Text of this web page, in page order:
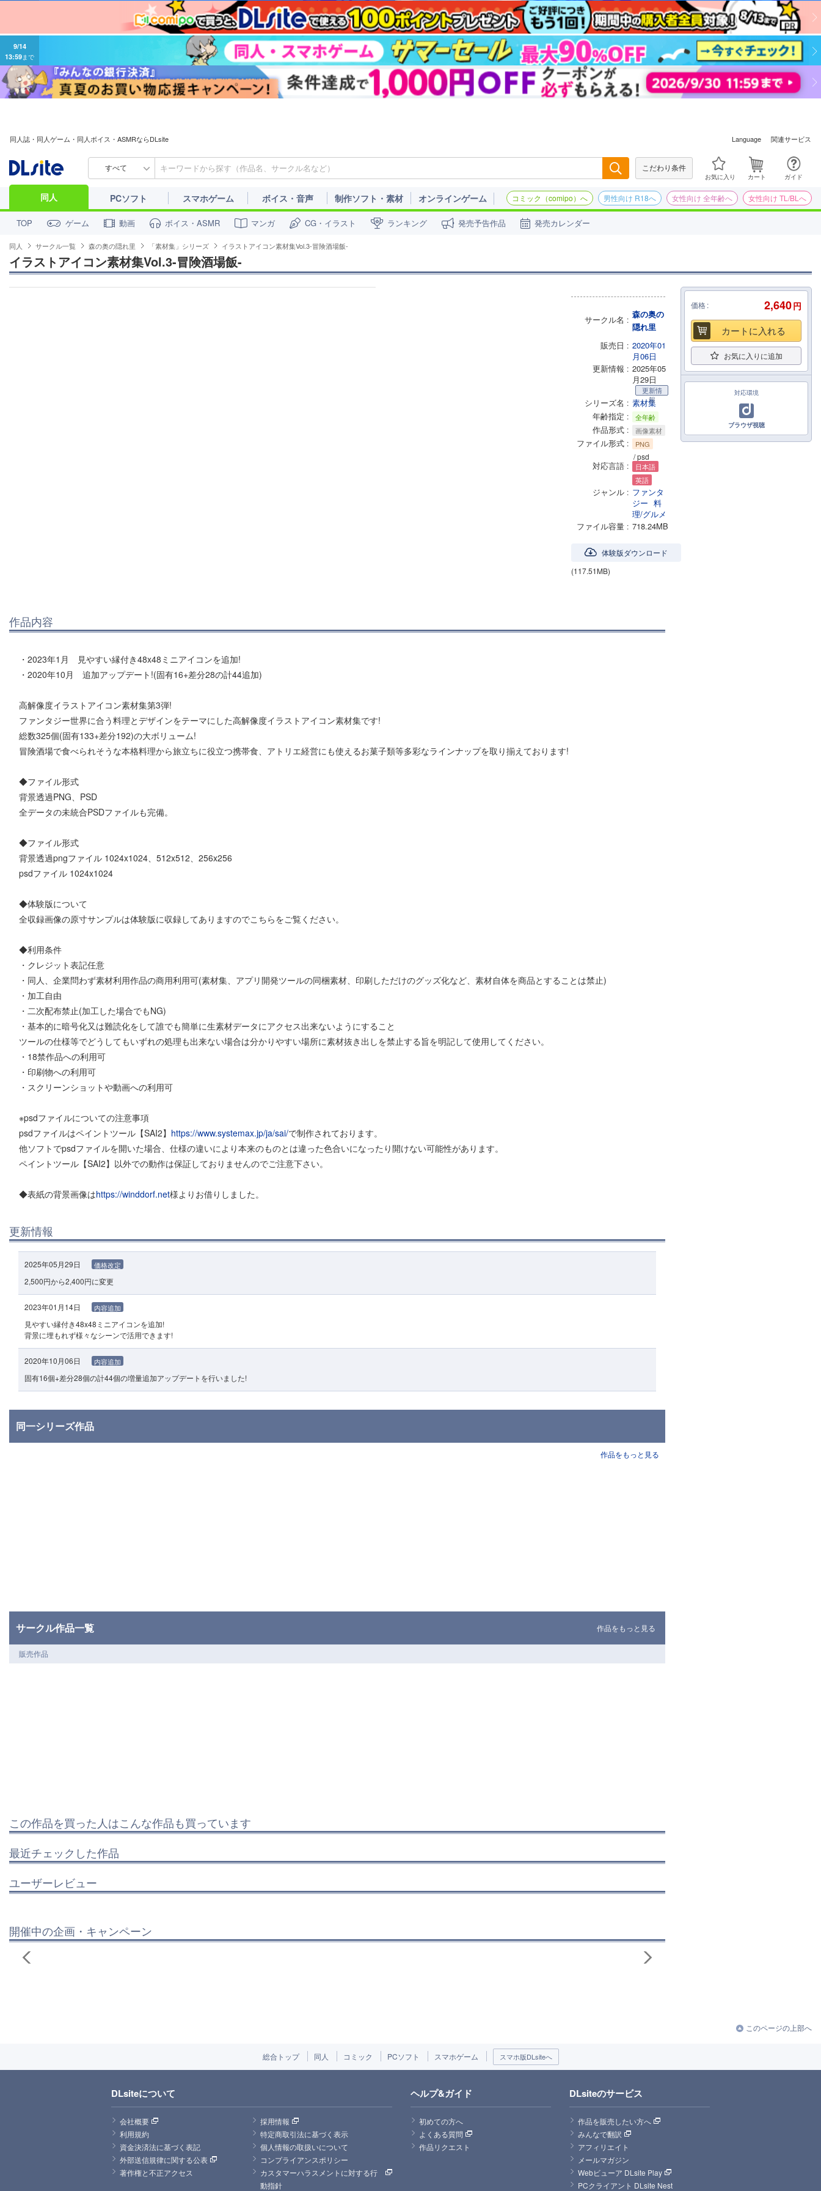
9/14
13:59まで
同人誌・同人ゲーム・同人ボイス・ASMRならDLsite Language 関連サービス
すべて こだわり条件
お気に入り カート ガイド
同人 PCソフト スマホゲーム ボイス・音声 制作ソフト・素材 オンラインゲーム コミック（comipo）へ 男性向け R18へ 女性向け 全年齢へ 女性向け TL/BLへ
TOP ゲーム 動画 ボイス・ASMR マンガ CG・イラスト ランキング 発売予告作品 発売カレンダー
同人 サークル一覧 森の奥の隠れ里 「素材集」シリーズ イラストアイコン素材集Vol.3-冒険酒場飯-
イラストアイコン素材集Vol.3-冒険酒場飯-
サークル名
森の奥の
隠れ里
販売日
2020年01
月06日
更新情報
2025年05
月29日
更新情
報
シリーズ名
素材集
年齢指定
全年齢
作品形式 画像素材
ファイル形式 PNG
/ psd
対応言語
日本語
英語
ジャンル
ファンタ
ジー 料
理/グルメ
ファイル容量
718.24MB
体験版ダウンロード
(117.51MB)
作品内容
・2023年1月 見やすい縁付き48x48ミニアイコンを追加!
・2020年10月 追加アップデート!(固有16+差分28の計44追加)
高解像度イラストアイコン素材集第3弾!
ファンタジー世界に合う料理とデザインをテーマにした高解像度イラストアイコン素材集です!
総数325個(固有133+差分192)の大ボリューム!
冒険酒場で食べられそうな本格料理から旅立ちに役立つ携帯食、アトリエ経営にも使えるお菓子類等多彩なラインナップを取り揃えております!
◆ファイル形式
背景透過PNG、PSD
全データの未統合PSDファイルも完備。
◆ファイル形式
背景透過pngファイル 1024x1024、512x512、256x256
psdファイル 1024x1024
◆体験版について
全収録画像の原寸サンプルは体験版に収録してありますのでこちらをご覧ください。
◆利用条件
・クレジット表記任意
・同人、企業問わず素材利用作品の商用利用可(素材集、アプリ開発ツールの同梱素材、印刷しただけのグッズ化など、素材自体を商品とすることは禁止)
・加工自由
・二次配布禁止(加工した場合でもNG)
・基本的に暗号化又は難読化をして誰でも簡単に生素材データにアクセス出来ないようにすること
ツールの仕様等でどうしてもいずれの処理も出来ない場合は分かりやすい場所に素材抜き出しを禁止する旨を明記して使用してください。
・18禁作品への利用可
・印刷物への利用可
・スクリーンショットや動画への利用可
※psdファイルについての注意事項
psdファイルはペイントツール【SAI2】 https://www.systemax.jp/ja/sai/で制作されております。
他ソフトでpsdファイルを開いた場合、仕様の違いにより本来のものとは違った色合いになったり開けない可能性があります。
ペイントツール【SAI2】以外での動作は保証しておりませんのでご注意下さい。
◆表紙の背景画像はhttps://winddorf.net様よりお借りしました。
更新情報
2025年05月29日 価格改定
2,500円から2,400円に変更
2023年01月14日 内容追加
見やすい縁付き48x48ミニアイコンを追加!
背景に埋もれず様々なシーンで活用できます!
2020年10月06日 内容追加
固有16個+差分28個の計44個の増量追加アップデートを行いました!
同一シリーズ作品
作品をもっと見る
サークル作品一覧 作品をもっと見る
販売作品
この作品を買った人はこんな作品も買っています
最近チェックした作品
ユーザーレビュー
開催中の企画・キャンペーン
価格 2,640円
カートに入れる
お気に入りに追加
対応環境
ブラウザ視聴
このページの上部へ
総合トップ 同人 コミック PCソフト スマホゲーム スマホ版DLsiteへ
DLsiteについて
会社概要
採用情報
利用規約
特定商取引法に基づく表示
資金決済法に基づく表記
個人情報の取扱いについて
外部送信規律に関する公表
コンプライアンスポリシー
著作権と不正アクセス
カスタマーハラスメントに対する行
動指針
ヘルプ&ガイド
初めての方へ
よくある質問
作品リクエスト
DLsiteのサービス
作品を販売したい方へ
みんなで翻訳
アフィリエイト
メールマガジン
Webビューア DLsite Play
PCクライアント DLsite Nest